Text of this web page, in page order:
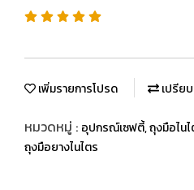
เพิ่มรายการโปรด เปรีย
หมวดหมู่ : อุปกรณ์เซฟตี้, ถุงมือไนไ
ถุงมือยางไนไตร